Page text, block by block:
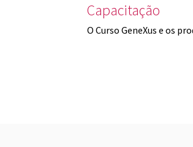
Capacitação
O Curso GeneXus e os